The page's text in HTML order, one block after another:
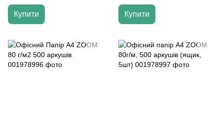
Купити Купити